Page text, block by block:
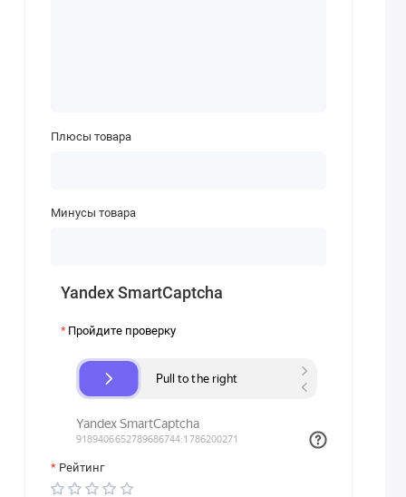
Плюсы товара
Минусы товара
Yandex SmartCaptcha
Пройдите проверку
Рейтинг